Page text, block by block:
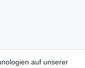
auf unserer